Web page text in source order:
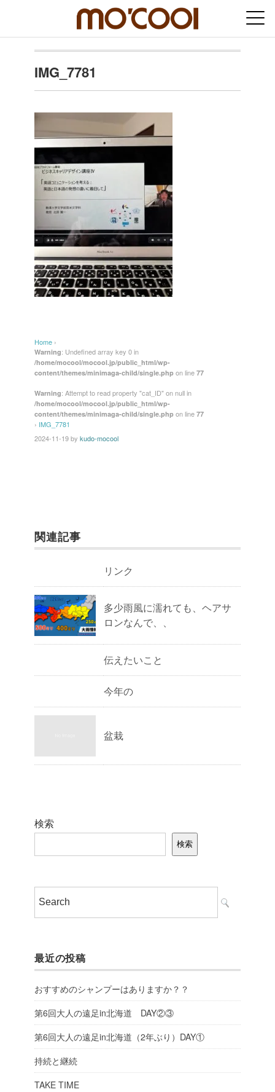
IMG_7781
Home ›
Warning: Undefined array key 0 in
/home/mocool/mocool.jp/public_html/wp-
content/themes/minimaga-child/single.php on line 77
Warning: Attempt to read property "cat_ID" on null in
/home/mocool/mocool.jp/public_html/wp-
content/themes/minimaga-child/single.php on line 77
› IMG_7781
2024-11-19by kudo-mocool
関連記事
リンク
多少雨風に濡れても、ヘアサ
ロンなんで、、
伝えたいこと
今年の
盆栽
検索
検索
最近の投稿
おすすめのシャンプーはありますか？？
第6回大人の遠足in北海道 DAY②③
第6回大人の遠足in北海道（2年ぶり）DAY①
持続と継続
TAKE TIME